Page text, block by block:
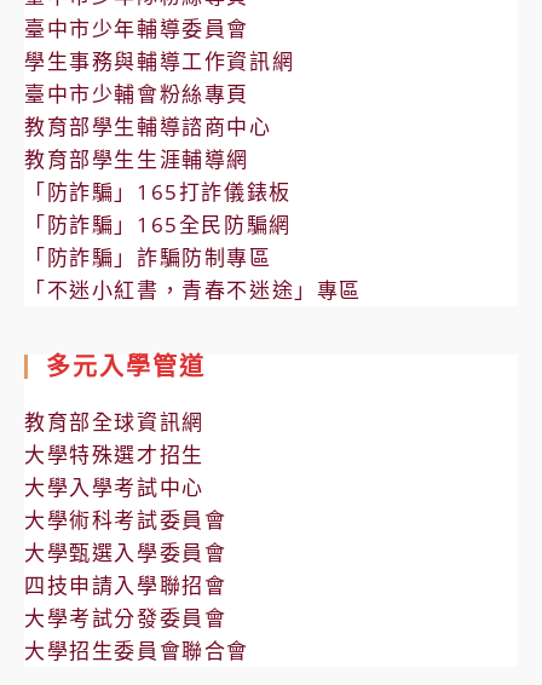
臺中市少年輔導委員會
學生事務與輔導工作資訊網
臺中市少輔會粉絲專頁
教育部學生輔導諮商中心
教育部學生生涯輔導網
「防詐騙」165打詐儀錶板
「防詐騙」165全民防騙網
「防詐騙」詐騙防制專區
「不迷小紅書，青春不迷途」專區
多元入學管道
教育部全球資訊網
大學特殊選才招生
大學入學考試中心
大學術科考試委員會
大學甄選入學委員會
四技申請入學聯招會
大學考試分發委員會
大學招生委員會聯合會